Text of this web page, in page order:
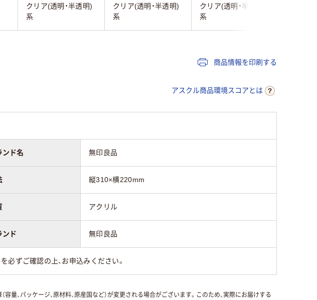
クリア(透明・半透明)
系
クリア(透明・半透明)
系
クリア(透明・半透明)
系
商品情報を印刷する
アスクル商品環境スコアとは
ンド名 無印良品
縦310×横220mm
アクリル
ンド 無印良品
必ずご確認の上、お申込みください。
量、パッケージ、原材料、原産国など）が変更される場合がございます。このため、実際にお届けする